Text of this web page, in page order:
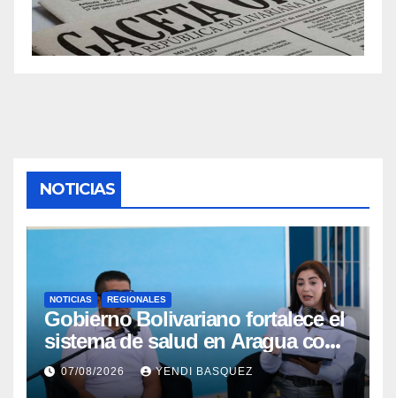
NOTICIAS
NOTICIAS REGIONALES
Gobierno Bolivariano fortalece el
sistema de salud en Aragua con
la reinauguración del CDI La
Mora
07/08/2026 YENDI BASQUEZ